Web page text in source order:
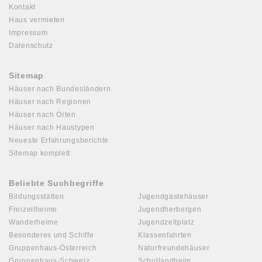
Kontakt
Haus vermieten
Impressum
Datenschutz
Sitemap
Häuser nach Bundesländern
Häuser nach Regionen
Häuser nach Orten
Häuser nach Haustypen
Neueste Erfahrungsberichte
Sitemap komplett
Beliebte Suchbegriffe
Bildungsstätten
Freizeitheime
Wanderheime
Besonderes und Schiffe
Gruppenhaus-Österreich
Jugendgästehäuser
Jugendherbergen
Jugendzeltplatz
Klassenfahrten
Naturfreundehäuser